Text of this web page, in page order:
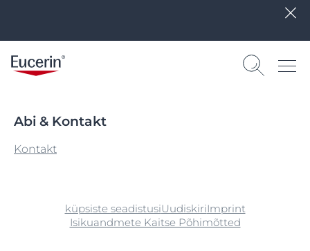
Abi & Kontakt
Kontakt
küpsiste seadistusiUudiskiriImprint
Isikuandmete Kaitse Põhimõtted